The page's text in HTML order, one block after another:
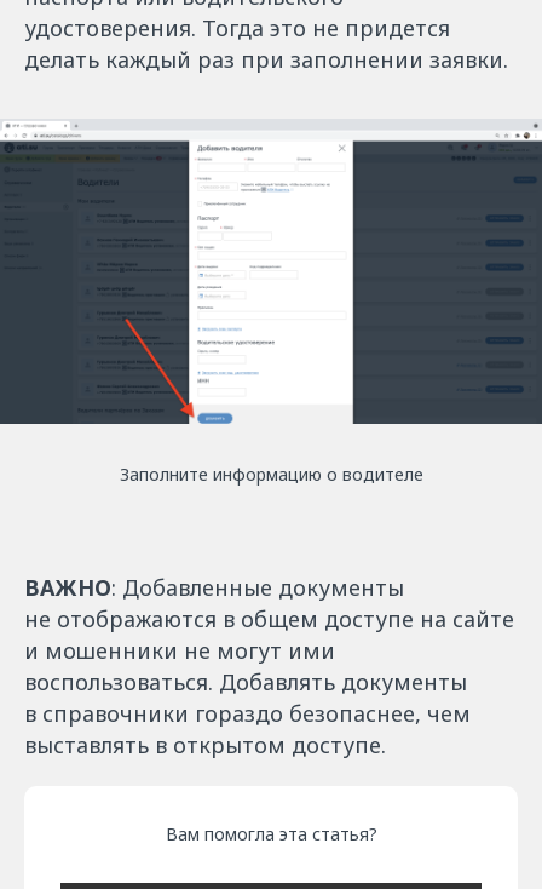
удостоверения. Тогда это не придется
делать каждый раз при заполнении заявки.
Заполните информацию о водителе
ВАЖНО: Добавленные документы
не отображаются в общем доступе на сайте
и мошенники не могут ими
воспользоваться. Добавлять документы
в справочники гораздо безопаснее, чем
выставлять в открытом доступе.
Вам помогла эта статья?